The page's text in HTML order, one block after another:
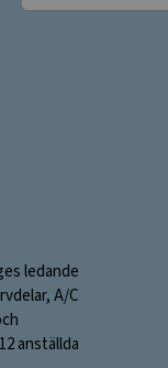
ledande
A/C
anställda